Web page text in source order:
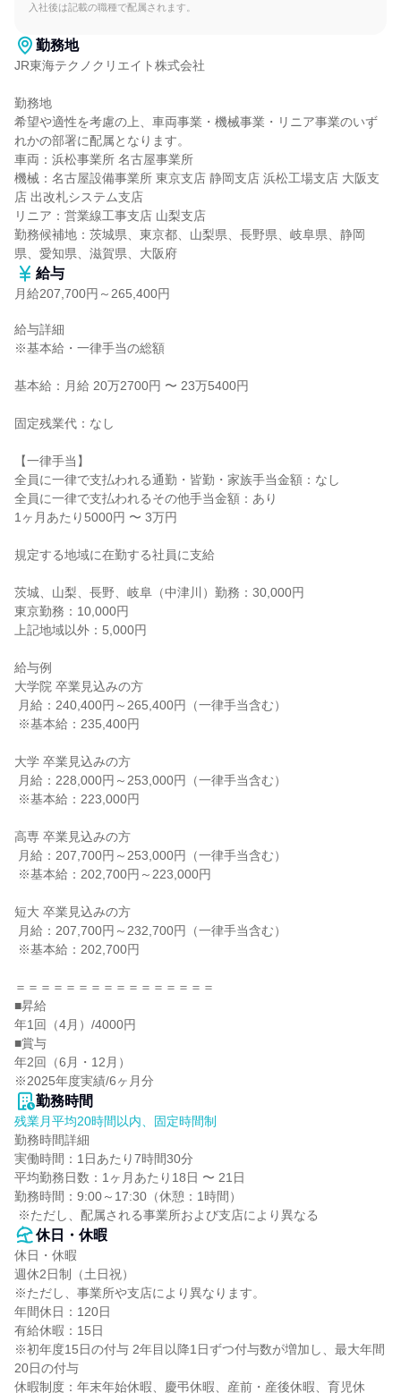
入社後は記載の職種で配属されます。
勤務地
JR東海テクノクリエイト株式会社
勤務地
希望や適性を考慮の上、車両事業・機械事業・リニア事業のいず
れかの部署に配属となります。
車両：浜松事業所 名古屋事業所
機械：名古屋設備事業所 東京支店 静岡支店 浜松工場支店 大阪支
店 出改札システム支店
リニア：営業線工事支店 山梨支店
勤務候補地：茨城県、東京都、山梨県、長野県、岐阜県、静岡
県、愛知県、滋賀県、大阪府
給与
月給207,700円～265,400円
給与詳細
※基本給・一律手当の総額
基本給：月給 20万2700円 〜 23万5400円
固定残業代：なし
【一律手当】
全員に一律で支払われる通勤・皆勤・家族手当金額：なし
全員に一律で支払われるその他手当金額：あり
1ヶ月あたり5000円 〜 3万円
規定する地域に在勤する社員に支給
茨城、山梨、長野、岐阜（中津川）勤務：30,000円
東京勤務：10,000円
上記地域以外：5,000円
給与例
大学院 卒業見込みの方
大学 卒業見込みの方
高専 卒業見込みの方
短大 卒業見込みの方
＝＝＝＝＝＝＝＝＝＝＝＝＝＝＝＝
■昇給
年1回（4月）/4000円
■賞与
年2回（6月・12月）
※2025年度実績/6ヶ月分
勤務時間
残業月平均20時間以内、固定時間制
勤務時間詳細
実働時間：1日あたり7時間30分
平均勤務日数：1ヶ月あたり18日 〜 21日
勤務時間：9:00～17:30（休憩：1時間）
※ただし、配属される事業所および支店により異なる
休日・休暇
休日・休暇
週休2日制（土日祝）
※ただし、事業所や支店により異なります。
年間休日：120日
有給休暇：15日
※初年度15日の付与 2年目以降1日ずつ付与数が増加し、最大年間
20日の付与
休暇制度：年末年始休暇、慶弔休暇、産前・産後休暇、育児休